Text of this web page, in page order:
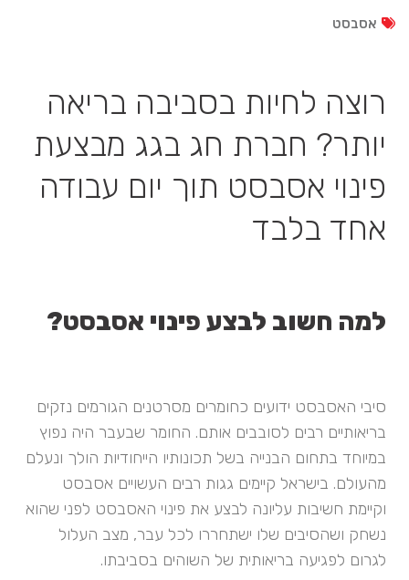
אסבסט
רוצה לחיות בסביבה בריאה
יותר? חברת חג בגג מבצעת
פינוי אסבסט תוך יום עבודה
אחד בלבד
למה חשוב לבצע פינוי אסבסט?
סיבי האסבסט ידועים כחומרים מסרטנים הגורמים נזקים
בריאותיים רבים לסובבים אותם. החומר שבעבר היה נפוץ
במיוחד בתחום הבנייה בשל תכונותיו הייחודיות הולך ונעלם
מהעולם. בישראל קיימים גגות רבים העשויים אסבסט
וקיימת חשיבות עליונה לבצע את פינוי האסבסט לפני שהוא
נשחק ושהסיבים שלו ישתחררו לכל עבר, מצב העלול
לגרום לפגיעה בריאותית של השוהים בסביבתו.